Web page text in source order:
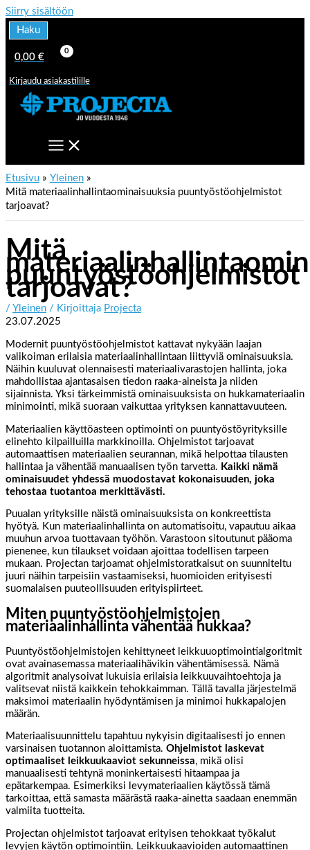
Siirry sisältöön
Haku
0,00 €
Kirjaudu asiakastilille
Etusivu
Yleinen
Mitä materiaalinhallintaominaisuuksia puuntyöstöohjelmistot
tarjoavat?
Mitä
puuntyöstöohjelmistot
tarjoavat?
/ Yleinen / Kirjoittaja Projecta
23.07.2025
Modernit puuntyöstöohjelmistot kattavat nykyään laajan
valikoiman erilaisia materiaalinhallintaan liittyviä ominaisuuksia.
Näihin kuuluvat olennaisesti materiaalivarastojen hallinta, joka
mahdollistaa ajantasaisen tiedon raaka-aineista ja niiden
sijainnista. Yksi tärkeimmistä ominaisuuksista on hukkamateriaalin
minimointi, mikä suoraan vaikuttaa yrityksen kannattavuuteen.
Materiaalien käyttöasteen optimointi on puuntyöstöyrityksille
elinehto kilpailluilla markkinoilla. Ohjelmistot tarjoavat
automaattisen materiaalien seurannan, mikä helpottaa tilausten
hallintaa ja vähentää manuaalisen työn tarvetta. Kaikki nämä
ominaisuudet yhdessä muodostavat kokonaisuuden, joka
tehostaa tuotantoa merkittävästi.
Puualan yrityksille näistä ominaisuuksista on konkreettista
hyötyä. Kun materiaalinhallinta on automatisoitu, vapautuu aikaa
muuhun arvoa tuottavaan työhön. Varastoon sitoutunut pääoma
pienenee, kun tilaukset voidaan ajoittaa todellisen tarpeen
mukaan. Projectan tarjoamat ohjelmistoratkaisut on suunniteltu
juuri näihin tarpeisiin vastaamiseksi, huomioiden erityisesti
suomalaisen puuteollisuuden erityispiirteet.
Miten puuntyöstöohjelmistojen
materiaalinhallinta vähentää hukkaa?
Puuntyöstöohjelmistojen kehittyneet leikkuuoptimointialgoritmit
ovat avainasemassa materiaalihävikin vähentämisessä. Nämä
algoritmit analysoivat lukuisia erilaisia leikkuuvaihtoehtoja ja
valitsevat niistä kaikkein tehokkaimman. Tällä tavalla järjestelmä
maksimoi materiaalin hyödyntämisen ja minimoi hukkapalojen
määrän.
Materiaalisuunnittelu tapahtuu nykyisin digitaalisesti jo ennen
varsinaisen tuotannon aloittamista. Ohjelmistot laskevat
optimaaliset leikkuukaaviot sekunneissa, mikä olisi
manuaalisesti tehtynä moninkertaisesti hitaampaa ja
epätarkempaa. Esimerkiksi levymateriaalien käytössä tämä
tarkoittaa, että samasta määrästä raaka-ainetta saadaan enemmän
valmiita tuotteita.
Projectan ohjelmistot tarjoavat erityisen tehokkaat työkalut
levyjen käytön optimointiin. Leikkuukaavioiden automaattinen